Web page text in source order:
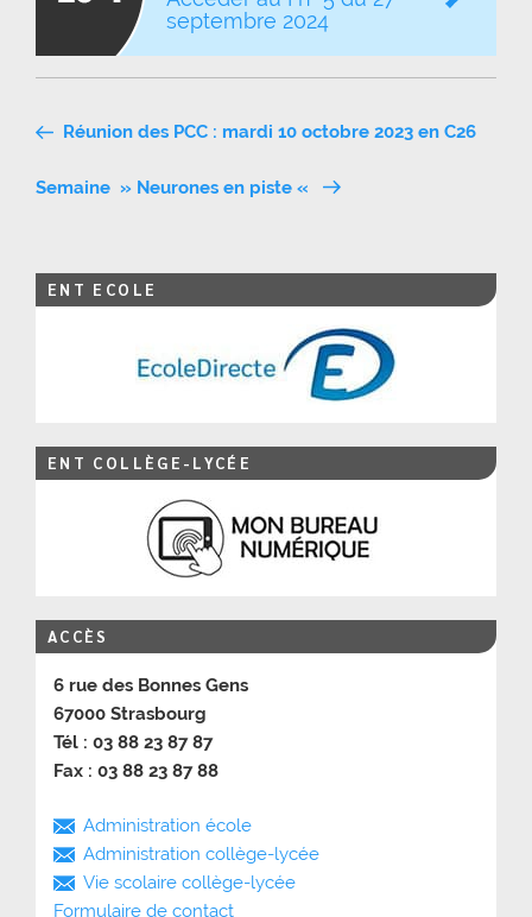
septembre 2024
Navigation
de
Réunion des PCC : mardi 10 octobre 2023 en C26
Semaine » Neurones en piste «
ENT ECOLE
ENT COLLÈGE-LYCÉE
ACCÈS
6 rue des Bonnes Gens
67000 Strasbourg
Tél : 03 88 23 87 87
Fax : 03 88 23 87 88
Administration école
Administration collège-lycée
Vie scolaire collège-lycée
Formulaire de contact